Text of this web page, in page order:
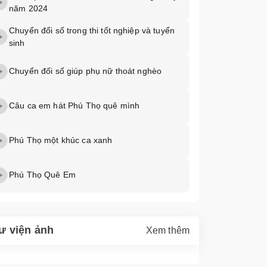
năm 2024
Chuyển đổi số trong thi tốt nghiệp và tuyển
sinh
Chuyển đối số giúp phụ nữ thoát nghèo
Câu ca em hát Phú Thọ quê mình
Phú Thọ một khúc ca xanh
Phú Thọ Quê Em
viện ảnh Xem thêm